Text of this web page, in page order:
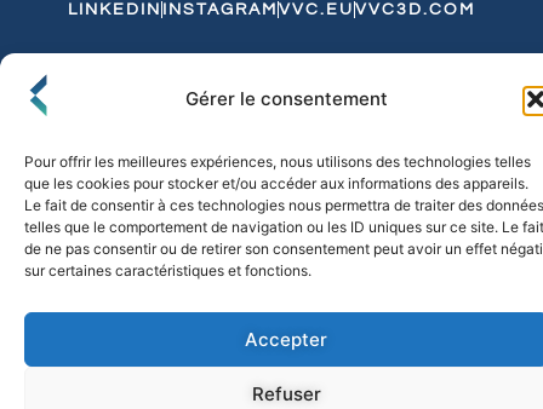
Gérer le consentement
Pour offrir les meilleures expériences, nous utilisons des technologies telles
que les cookies pour stocker et/ou accéder aux informations des appareils.
Le fait de consentir à ces technologies nous permettra de traiter des données
telles que le comportement de navigation ou les ID uniques sur ce site. Le fait
de ne pas consentir ou de retirer son consentement peut avoir un effet
sur certaines caractéristiques et fonctions.
Accepter
Refuser
LINKEDIN INSTAGRAM VVC.EU VVC3D.COM
Politique de Confidentialité et de CookiesExpédition et Livraison
© 2026 FLO & CO. All Rights Reserved